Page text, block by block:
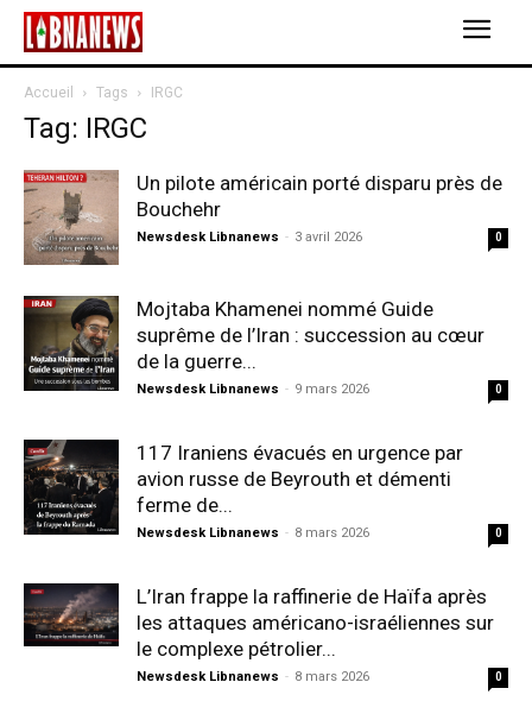
Accueil Tags IRGC
Tag: IRGC
Un pilote américain porté disparu près de
Bouchehr
Newsdesk Libnanews - 3 avril 2026 0
Mojtaba Khamenei nommé Guide
suprême de l’Iran : succession au cœur
de la guerre...
Newsdesk Libnanews - 9 mars 2026 0
117 Iraniens évacués en urgence par
avion russe de Beyrouth et démenti
ferme de...
Newsdesk Libnanews - 8 mars 2026 0
L’Iran frappe la raffinerie de Haïfa après
les attaques américano-israéliennes sur
le complexe pétrolier...
Newsdesk Libnanews - 8 mars 2026 0